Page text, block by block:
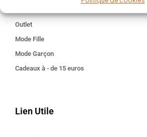
Outlet
Mode Fille
Mode Garçon
Cadeaux à - de 15 euros
Lien Utile